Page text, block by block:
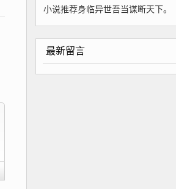
小说推荐身临异世吾当谋断天下。
最新留言